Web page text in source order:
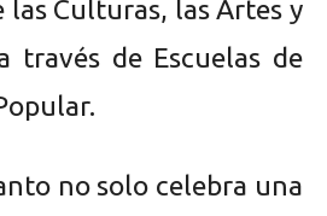
Culturas, las Artes y
través de Escuelas de
no solo celebra una